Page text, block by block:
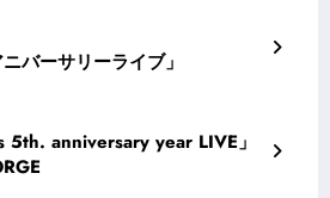
バーサリーライブ」
5th. anniversary year LIVE」